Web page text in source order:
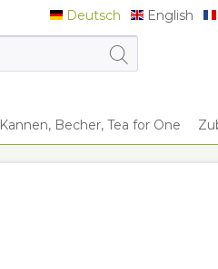
Deutsch
Deutsch English
English
Kannen, Becher, Tea for One